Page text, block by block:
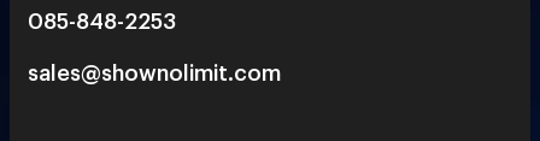
085-848-2253
sales@shownolimit.com